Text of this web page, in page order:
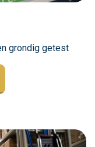
grondig getest